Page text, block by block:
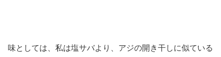
味としては、私は塩サバより、アジの開き干しに似ている